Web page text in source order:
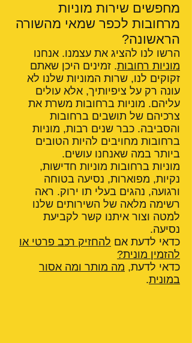
מחפשים שירות מוניות
מרחובות לכפר שמאי מהשורה
הראשונה?
הרשו לנו להציג את עצמנו. אנחנו
מוניות רחובות. זמינים היכן שאתם
זקוקים לנו, שרות המוניות שלנו לא
עונה רק על ציפיותיך, אלא עולים
עליהם. מוניות ברחובות משרת את
צרכיהם של תושבים ברחובות
והסביבה. כבר שנים רבות, מוניות
ברחובות מחויבים להיות הטובים
ביותר במה שאנחנו עושים.
מוניות ברחובות מוניות חדישות,
נקיות, מפוארות, נסיעה בטוחה
ורגועה, נהגים בעלי תו ירוק. ראה
רשימה מלאה של השירותים שלנו
למטה וצור איתנו קשר לקביעת
נסיעה.
כדאי לדעת אם להחזיק רכב פרטי או
להזמין מונית?
כדאי לדעת, מה מותר ומה אסור
במונית.